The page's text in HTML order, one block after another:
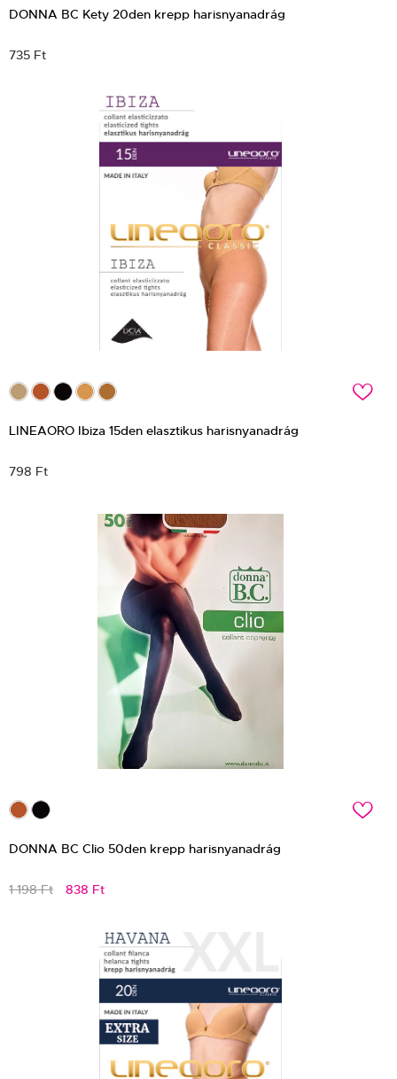
DONNA BC Kety 20den krepp harisnyanadrág
735 Ft
c
LINEAORO Ibiza 15den elasztikus harisnyanadrág
798 Ft
c
DONNA BC Clio 50den krepp harisnyanadrág
1 198 Ft 838 Ft